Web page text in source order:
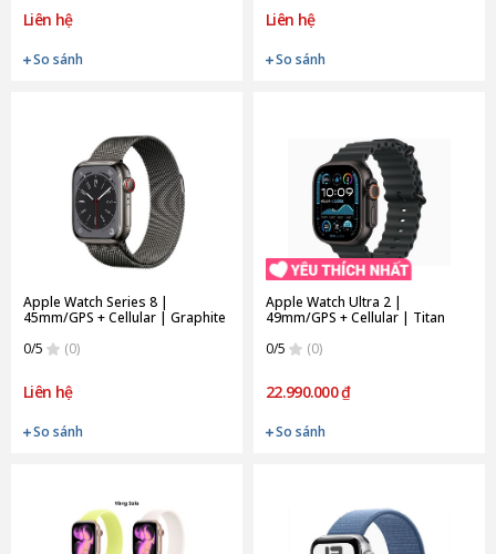
Liên hệ
So sánh
Liên hệ
So sánh
Apple Watch Series 8 |
45mm/GPS + Cellular | Graphite
Milanese Loop (Chính Hãng)
0/5 (0)
Liên hệ
So sánh
Apple Watch Ultra 2 |
49mm/GPS + Cellular | Titan
(Chính hãng)
0/5 (0)
22.990.000 ₫
So sánh